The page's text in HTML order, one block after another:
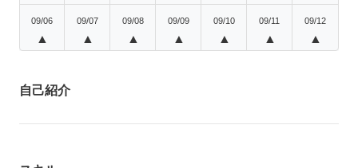
09/06
▲
09/07
▲
09/08
▲
09/09
▲
09/10
▲
09/11
▲
09/12
▲
自己紹介